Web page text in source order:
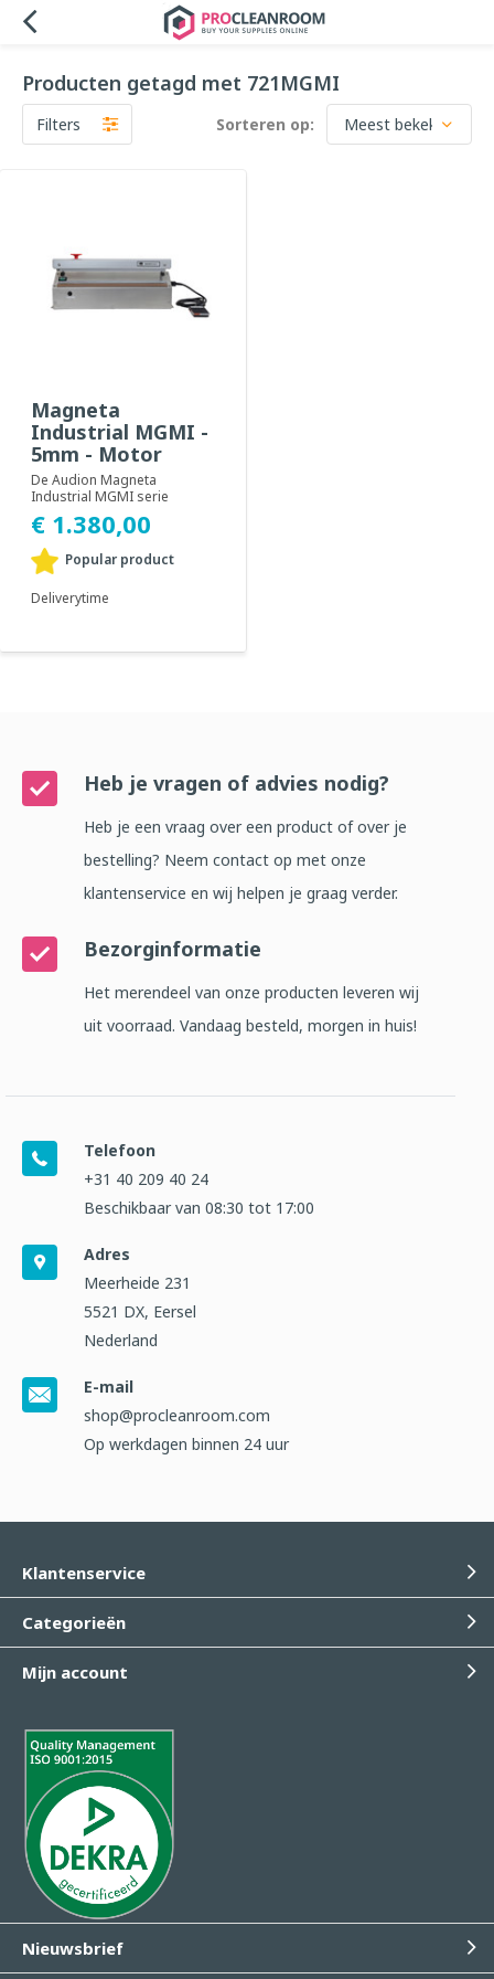
Producten getagd met 721MGMI
Filters Sorteren op:
Magneta
Industrial MGMI -
5mm - Motor
De Audion Magneta
Industrial MGMI serie
bestaat uit een complete
reeks cleanroom impuls se...
€ 1.380,00
Popular product
Deliverytime
Heb je vragen of advies nodig?
Heb je een vraag over een product of over je
bestelling? Neem contact op met onze
klantenservice en wij helpen je graag verder.
Bezorginformatie
Het merendeel van onze producten leveren wij
uit voorraad. Vandaag besteld, morgen in huis!
Telefoon
+31 40 209 40 24
Beschikbaar van 08:30 tot 17:00
Adres
Meerheide 231
5521 DX, Eersel
Nederland
E-mail
shop@procleanroom.com
Op werkdagen binnen 24 uur
Klantenservice
Categorieën
Mijn account
Nieuwsbrief